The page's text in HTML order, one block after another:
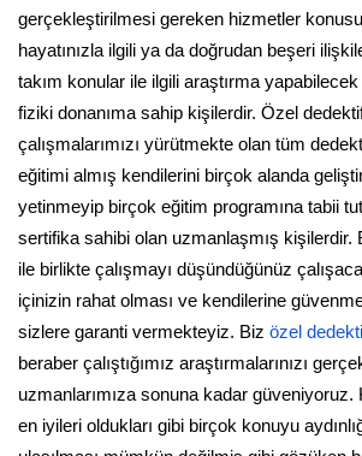
gerçekleştirilmesi gereken hizmetler
hayatınızla ilgili ya da doğrudan beşeri
takım konular ile ilgili araştırma
fiziki donanıma sahip kişilerdir. Özel
çalışmalarımızı yürütmekte olan tüm
eğitimi almış kendilerini birçok alanda
yetinmeyip birçok eğitim programına tabii
sertifika sahibi olan uzmanlaşmış kişilerdir.
ile birlikte çalışmayı düşündüğünüz
içinizin rahat olması ve kendilerine
sizlere garanti vermekteyiz. Biz özel
beraber çalıştığımız araştırmalarınızı
uzmanlarımıza sonuna kadar güveniyoruz.
en iyileri oldukları gibi birçok konuyu